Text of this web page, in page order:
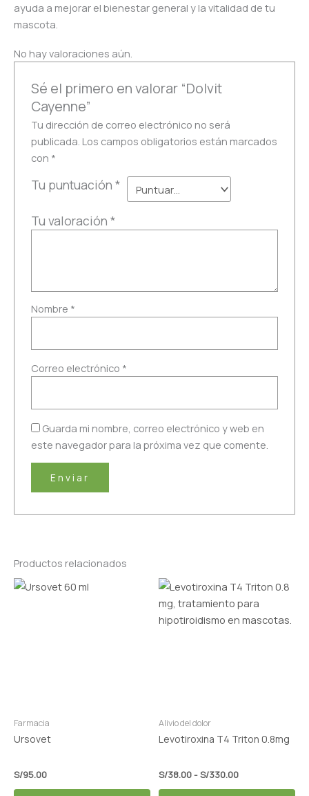
ayuda a mejorar el bienestar general y la vitalidad de tu
mascota.
No hay valoraciones aún.
Sé el primero en valorar “Dolvit
Cayenne”
Tu dirección de correo electrónico no será
publicada. Los campos obligatorios están marcados
con *
Tu puntuación*
Tu valoración*
Nombre *
Correo electrónico *
Guarda mi nombre, correo electrónico y web en
este navegador para la próxima vez que comente.
Productos relacionados
Farmacia
Ursovet
S/95.00
Alivio del dolor
Levotiroxina T4 Triton 0.8mg
S/38.00-S/330.00
Rango
de
precios:
desde
Este
producto
tiene
pueden
elegir
la